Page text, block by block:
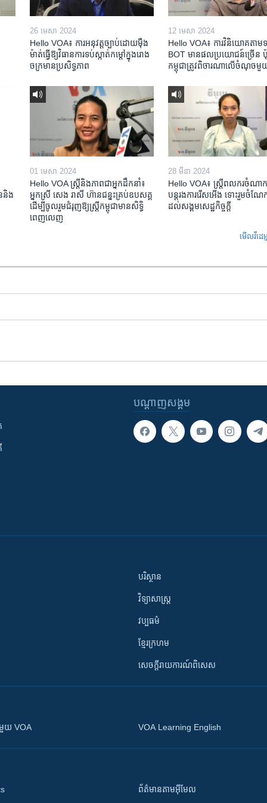
26 មេសា 2024
Hello VOA៖ ការអនុវត្ត​ច្បាប់​ដោយ​ម៉ឺង
ម៉ាត់​ធ្វើ​ឱ្យ​វិធានការ​ទប់ស្កាត់​កម្តៅ​ក្នុង​រោង
ចក្រ​មាន​ប្រសិទ្ធភាព​​
12 មេសា 2024
Hello VOA៖ ការ​វិនិយោគ​តាម​
BOT​ មាន​ផល​ប្រយោជន៍​ច្រើន ប៉ុ
កម្ពុជា​ត្រូវ​ពិចារណា​លើ​ចំណុច​
និង​
01 មេសា 2024
Hello VOA ស្ត្រីនិងភាពជាអ្នកដឹកនាំ៖
អ្នកស្រី សេង រាសី ហ៊ានជន្នះគ្រប់ឧបសគ្គ
ដើម្បីចូលរួមជំរុញឱ្យស្រ្តីកម្ពុជាមានសិទ្ធិ
ពេញលេញ
28 មីនា 2024
Hello VOA៖ ស្រ្តីពលករចំណា
បន្តរងការរើសអើង ទោះរួមចំណែក
ដល់សង្គមសេដ្ឋកិច្ចក្តី
មើល​វីដ
បណ្តាញ​សង្គម
បរិស្ថាន
វិទ្យាសាស្រ្ត
វប្បធម៌
ខ្មែរក្រហម
សេចក្តីរាយការណ៍ពិសេស
មួយ VOA VOA Learning English
ព័ត៌មាន​តាម​អ៊ីមែល